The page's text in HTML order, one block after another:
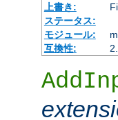
上書き:
ステータス:
モジュール:
互換性: